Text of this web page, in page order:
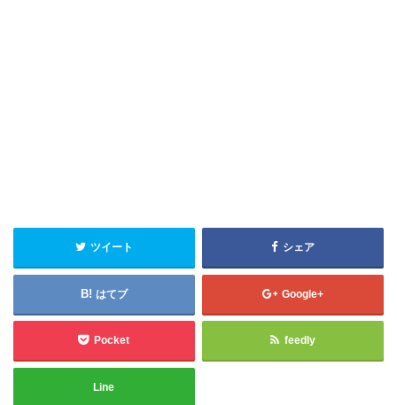
ツイート シェア
はてブ Google+
Pocket feedly
Line